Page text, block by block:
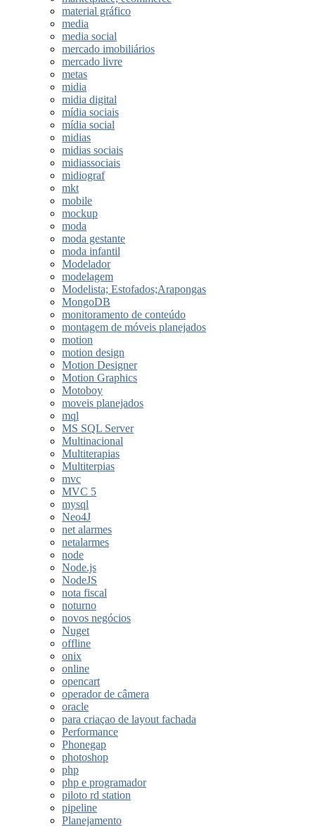
material gráfico
media
media social
mercado imobiliários
mercado livre
metas
midia
midia digital
mídia sociais
mídia social
midias
midias sociais
midiassociais
midiograf
mkt
mobile
mockup
moda
moda gestante
moda infantil
Modelador
modelagem
Modelista; Estofados;Arapongas
MongoDB
monitoramento de conteúdo
montagem de móveis planejados
motion
motion design
Motion Designer
Motion Graphics
Motoboy
moveis planejados
mql
MS SQL Server
Multinacional
Multiterapias
Multiterpias
mvc
MVC 5
mysql
Neo4J
net alarmes
netalarmes
node
Node.js
NodeJS
nota fiscal
noturno
novos negócios
Nuget
offline
onix
online
opencart
operador de câmera
oracle
para criaçao de layout fachada
Performance
Phonegap
photoshop
php
php e programador
piloto rd station
pipeline
Planejamento